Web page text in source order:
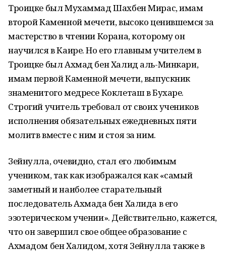
Троицке был Мухаммад Шахбен Мирас, имам
второй Каменной мечети, высоко ценившемся за
мастерство в чтении Корана, которому он
научился в Каире. Но его главным учителем в
Троицке был Ахмад бен Халид аль-Минкари,
имам первой Каменной мечети, выпускник
знаменитого медресе Коклеташ в Бухаре.
Строгий учитель требовал от своих учеников
исполнения обязательных ежедневных пяти
молитв вместе с ним и стоя за ним.
Зейнулла, очевидно, стал его любимым
учеником, так как изображался как «самый
заметный и наиболее старательный
последователь Ахмада бен Халида в его
эзотерическом учении». Действительно, кажется,
что он завершил свое общее образование с
Ахмадом бен Халидом, хотя Зейнулла также в